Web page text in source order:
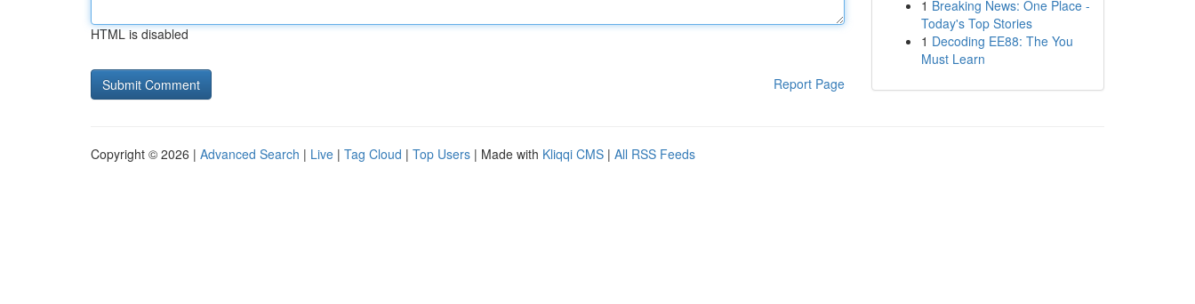
HTML is disabled
Report Page
1 Breaking News: One Place -
Today's Top Stories
1 Decoding EE88: The You
Must Learn
Copyright © 2026 | Advanced Search | Live | Tag Cloud | Top Users | Made with Kliqqi CMS | All RSS Feeds